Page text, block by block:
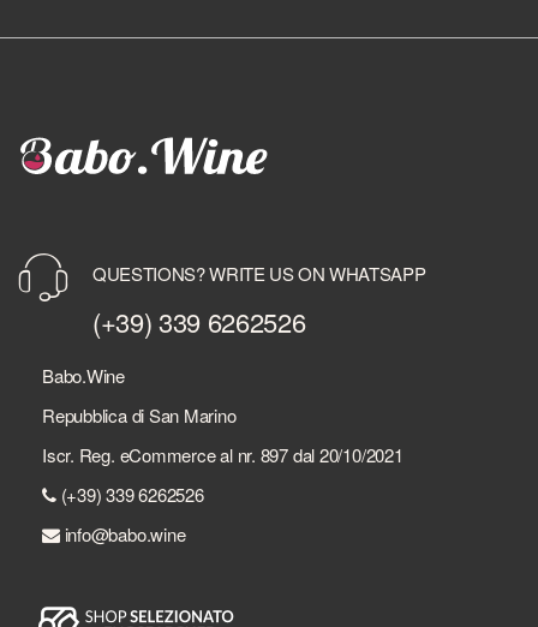
QUESTIONS? WRITE US ON WHATSAPP
(+39) 339 6262526
Babo.Wine
Repubblica di San Marino
Iscr. Reg. eCommerce al nr. 897 dal 20/10/2021
(+39) 339 6262526
info@babo.wine